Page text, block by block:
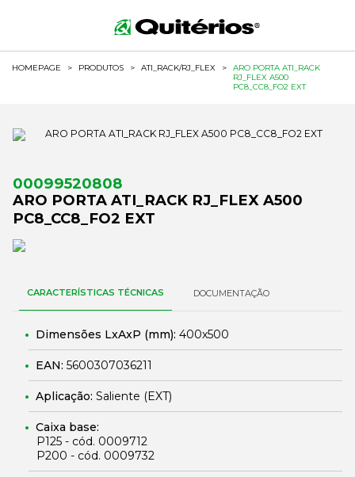
HOMEPAGE > PRODUTOS > ATI_RACK/RJ_FLEX >
ARO PORTA ATI_RACK
RJ_FLEX A500
PC8_CC8_FO2 EXT
00099520808
ARO PORTA ATI_RACK RJ_FLEX A500
PC8_CC8_FO2 EXT
CARACTERÍSTICAS TÉCNICAS DOCUMENTAÇÃO
Dimensões LxAxP (mm): 400x500
EAN: 5600307036211
Aplicação: Saliente (EXT)
Caixa base:
P125 - cód. 0009712
P200 - cód. 0009732